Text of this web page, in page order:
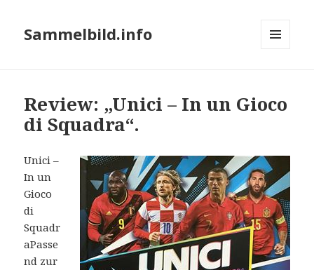
Sammelbild.info
Review: „Unici – In un Gioco
di Squadra“.
Unici –
In un
Gioco
di
Squadr
aPasse
nd zur